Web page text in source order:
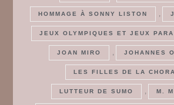
HOMMAGE À SONNY LISTON ,
JEUX OLYMPIQUES ET JEUX
JOAN MIRO , JOHANNES
LES FILLES DE LA
LUTTEUR DE SUMO , M.